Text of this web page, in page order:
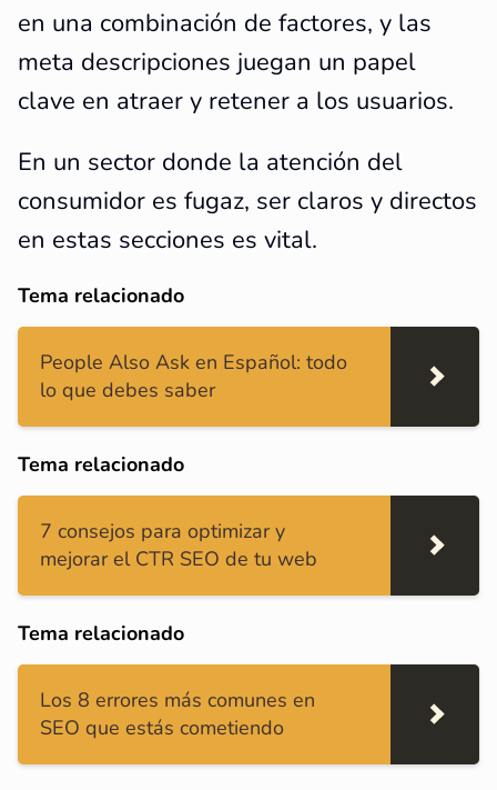
en una combinación de factores, y las
meta descripciones juegan un papel
clave en atraer y retener a los usuarios.
En un sector donde la atención del
consumidor es fugaz, ser claros y directos
en estas secciones es vital.
Tema relacionado
People Also Ask en Español: todo
lo que debes saber
Tema relacionado
7 consejos para optimizar y
mejorar el CTR SEO de tu web
Tema relacionado
Los 8 errores más comunes en
SEO que estás cometiendo